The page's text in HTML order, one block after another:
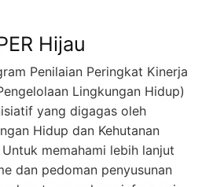
Hijau
Penilaian Peringkat Kinerja
Lingkungan Hidup)
yang digagas oleh
Hidup dan Kehutanan
memahami lebih lanjut
dan pedoman penyusunan